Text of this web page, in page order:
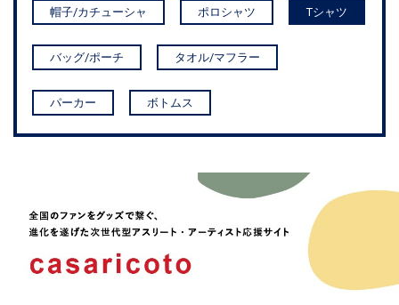
帽子/カチューシャ ポロシャツ Tシャツ
バッグ/ポーチ タオル/マフラー
パーカー ボトムス